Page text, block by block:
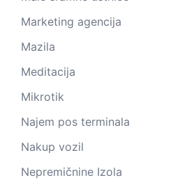
Marketing agencija
Mazila
Meditacija
Mikrotik
Najem pos terminala
Nakup vozil
Nepremičnine Izola